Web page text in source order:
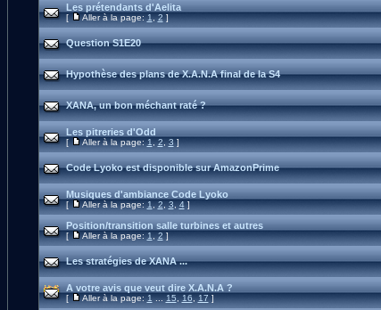
Les prétendants d'Aelita
[ Aller à la page:1,2]
Question S1E20
Hypothèse des plans de X.A.N.A final de la S4
XANA, un bon méchant raté ?
Les pitreries d'Odd
[ Aller à la page:1,2,3]
Code Lyoko est disponible sur AmazonPrime
Musiques d'ambiance Code Lyoko
[ Aller à la page:1,2,3,4]
Position/transition salle turbines et autres
[ Aller à la page:1,2]
Les stratégies de XANA ...
A votre avis que veut dire X.A.N.A ?
[ Aller à la page:1...15,16,17]